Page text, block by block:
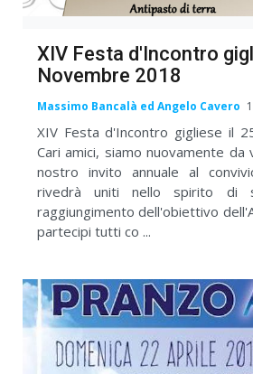
XIV Festa d'Incontro
Novembre 2018
Massimo Bancalà ed Angelo Cavero
XIV Festa d'Incontro gigliese il
Cari amici, siamo nuovamente da
nostro invito annuale al
rivedrà uniti nello spirito di
raggiungimento dell'obiettivo
partecipi tutti co ...